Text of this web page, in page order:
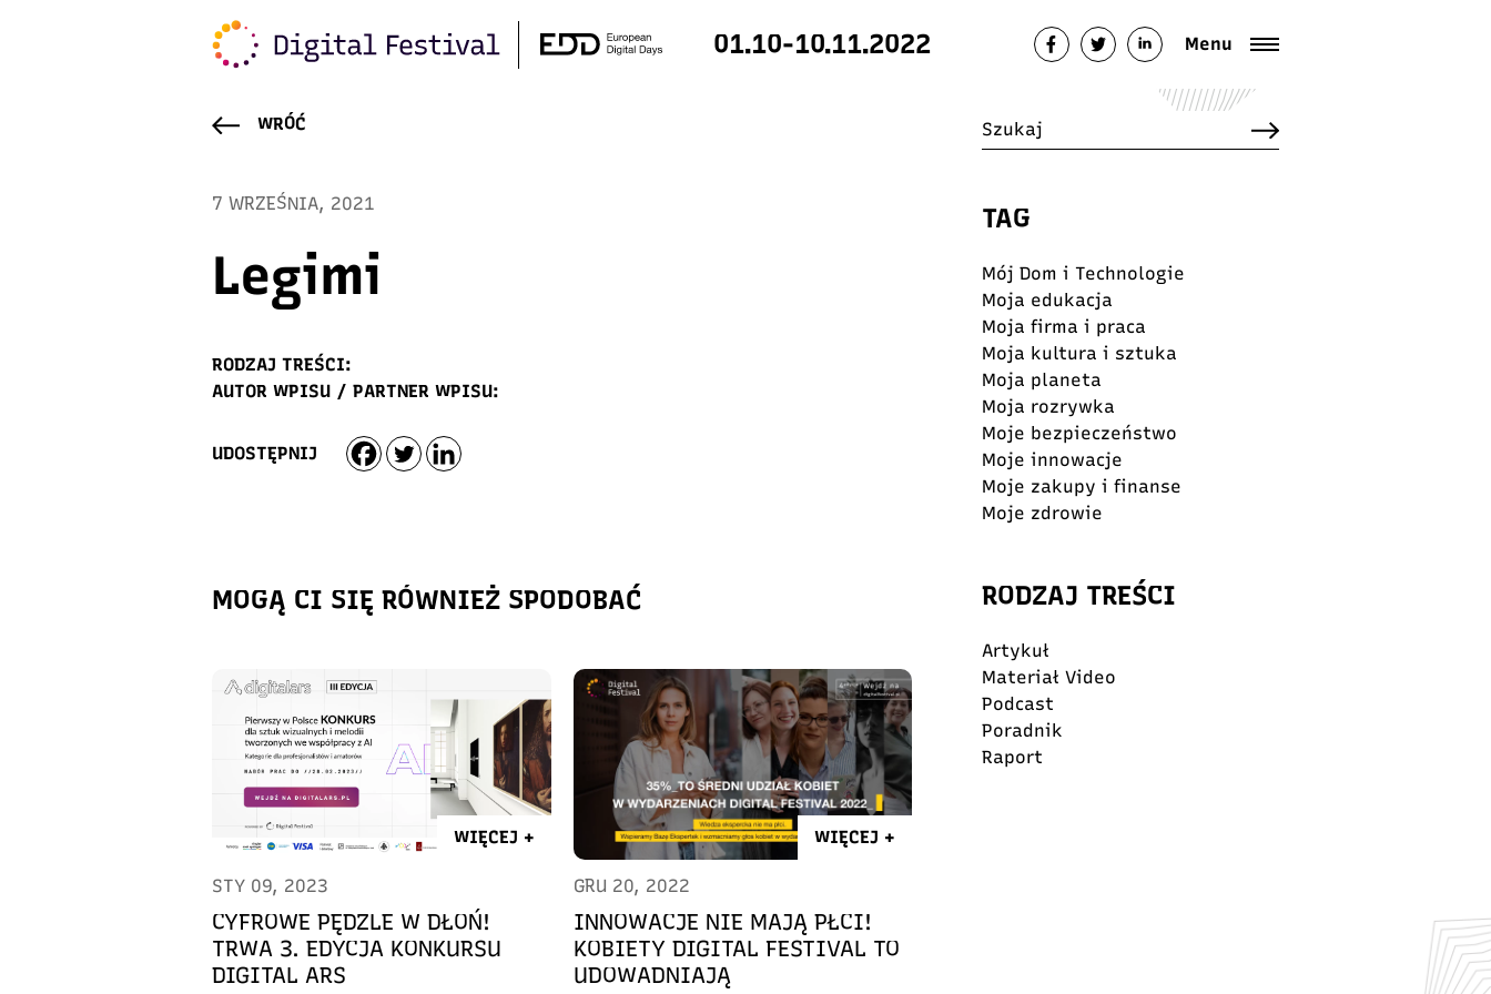
01.10-10.11.2022 Menu
WRÓĆ
7 WRZEŚNIA, 2021
Legimi
RODZAJ TREŚCI:
AUTOR WPISU / PARTNER WPISU:
UDOSTĘPNIJ
MOGĄ CI SIĘ RÓWNIEŻ SPODOBAĆ
WIĘCEJ +
STY 09, 2023
CYFROWE PĘDZLE W DŁOŃ!
TRWA 3. EDYCJA KONKURSU
DIGITAL ARS
WIĘCEJ +
GRU 20, 2022
INNOWACJE NIE MAJĄ PŁCI!
KOBIETY DIGITAL FESTIVAL TO
UDOWADNIAJĄ
TAG
Mój Dom i Technologie
Moja edukacja
Moja firma i praca
Moja kultura i sztuka
Moja planeta
Moja rozrywka
Moje bezpieczeństwo
Moje innowacje
Moje zakupy i finanse
Moje zdrowie
RODZAJ TREŚCI
Artykuł
Materiał Video
Podcast
Poradnik
Raport